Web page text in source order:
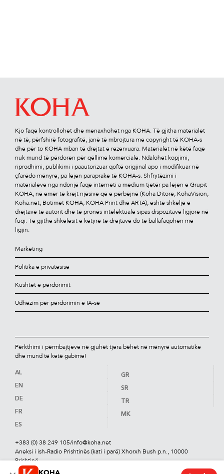
Kjo faqe kontrollohet dhe menaxhohet nga KOHA. Të gjitha materialet
në të, përfshirë fotograﬁtë, janë të mbrojtura me copyright të KOHA-s
dhe për to KOHA mban të drejtat e rezervuara. Materialet në këtë faqe
nuk mund të përdoren për qëllime komerciale. Ndalohet kopjimi,
riprodhimi, publikimi i paautorizuar qoftë origjinal apo i modiﬁkuar në
çfarëdo mënyre, pa lejen paraprake të KOHA-s. Shfrytëzimi i
materialeve nga ndonjë faqe interneti a medium tjetër pa lejen e Grupit
KOHA, në emër të krejt njësive që e përbëjnë (Koha Ditore, KohaVision,
Koha.net, Botimet KOHA, KOHA Print dhe ARTA), është shkelje e
drejtave të autorit dhe të pronës intelektuale sipas dispozitave ligjore në
fuqi. Të gjithë shkelësit e këtyre të drejtave do të ballafaqohen me
ligjin.
Marketing
Politika e privatësisë
Kushtet e përdorimit
Udhëzim për përdorimin e IA-së
Përkthimi i përmbajtjeve në gjuhët tjera bëhet në mënyrë automatike
dhe mund të ketë gabime!
AL
EN
DE
FR
ES
GR
SR
TR
MK
+383 (0) 38 249 105/info@koha.net
Aneksi i ish-Radio Prishtinës (kati i parë) Xhorxh Bush p.n., 10000
Prishtinë